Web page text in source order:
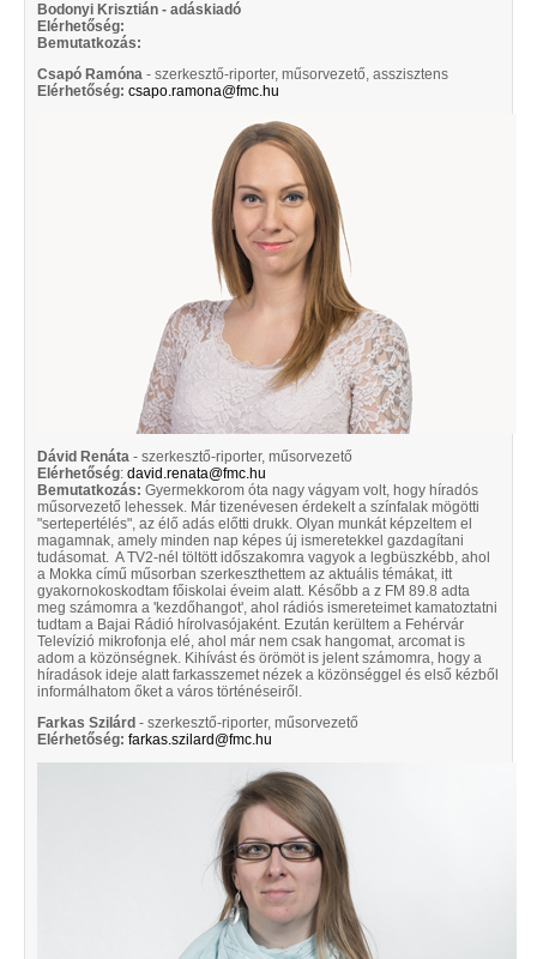
Bodonyi Krisztián - adáskiadó
Elérhetőség:
Bemutatkozás:
Csapó Ramóna - szerkesztő-riporter, műsorvezető, asszisztens
Elérhetőség: csapo.ramona@fmc.hu
Dávid Renáta - szerkesztő-riporter, műsorvezető
Elérhetőség: david.renata@fmc.hu
Bemutatkozás: Gyermekkorom óta nagy vágyam volt, hogy híradós
műsorvezető lehessek. Már tizenévesen érdekelt a színfalak mögötti
"sertepertélés", az élő adás előtti drukk. Olyan munkát képzeltem el
magamnak, amely minden nap képes új ismeretekkel gazdagítani
tudásomat. A TV2-nél töltött időszakomra vagyok a legbüszkébb, ahol
a Mokka című műsorban szerkeszthettem az aktuális témákat, itt
gyakornokoskodtam főiskolai éveim alatt. Később a z FM 89.8 adta
meg számomra a 'kezdőhangot', ahol rádiós ismereteimet kamatoztatni
tudtam a Bajai Rádió hírolvasójaként. Ezután kerültem a Fehérvár
Televízió mikrofonja elé, ahol már nem csak hangomat, arcomat is
adom a közönségnek. Kihívást és örömöt is jelent számomra, hogy a
híradások ideje alatt farkasszemet nézek a közönséggel és első kézből
informálhatom őket a város történéseiről.
Farkas Szilárd - szerkesztő-riporter, műsorvezető
Elérhetőség: farkas.szilard@fmc.hu